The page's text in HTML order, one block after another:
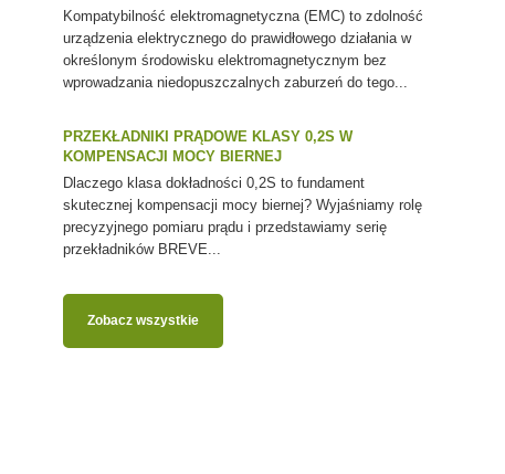
Kompatybilność elektromagnetyczna (EMC) to zdolność
urządzenia elektrycznego do prawidłowego działania w
określonym środowisku elektromagnetycznym bez
wprowadzania niedopuszczalnych zaburzeń do tego...
PRZEKŁADNIKI PRĄDOWE KLASY 0,2S W
KOMPENSACJI MOCY BIERNEJ
Dlaczego klasa dokładności 0,2S to fundament
skutecznej kompensacji mocy biernej? Wyjaśniamy rolę
precyzyjnego pomiaru prądu i przedstawiamy serię
przekładników BREVE...
Zobacz wszystkie